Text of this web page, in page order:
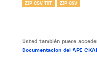
ZIP CSV TXT ZIP CSV
Usted también puede
Documentacion del API